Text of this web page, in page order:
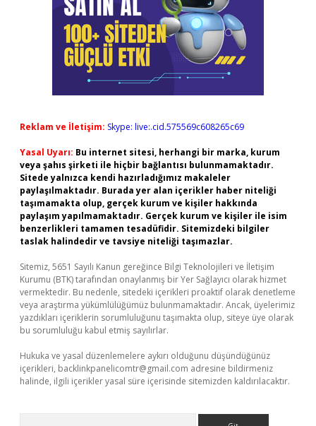
Reklam ve İletişim: Skype: live:.cid.575569c608265c69
Yasal Uyarı: Bu internet sitesi, herhangi bir marka, kurum
veya şahıs şirketi ile hiçbir bağlantısı bulunmamaktadır.
Sitede yalnızca kendi hazırladığımız makaleler
paylaşılmaktadır. Burada yer alan içerikler haber niteliği
taşımamakta olup, gerçek kurum ve kişiler hakkında
paylaşım yapılmamaktadır. Gerçek kurum ve kişiler ile isim
benzerlikleri tamamen tesadüfidir. Sitemizdeki bilgiler
taslak halindedir ve tavsiye niteliği taşımazlar.
Sitemiz, 5651 Sayılı Kanun gereğince Bilgi Teknolojileri ve İletişim
Kurumu (BTK) tarafından onaylanmış bir Yer Sağlayıcı olarak hizmet
vermektedir. Bu nedenle, sitedeki içerikleri proaktif olarak denetleme
veya araştırma yükümlülüğümüz bulunmamaktadır. Ancak, üyelerimiz
yazdıkları içeriklerin sorumluluğunu taşımakta olup, siteye üye olarak
bu sorumluluğu kabul etmiş sayılırlar.
Hukuka ve yasal düzenlemelere aykırı olduğunu düşündüğünüz
içerikleri, backlinkpanelicomtr@gmail.com adresine bildirmeniz
halinde, ilgili içerikler yasal süre içerisinde sitemizden kaldırılacaktır.